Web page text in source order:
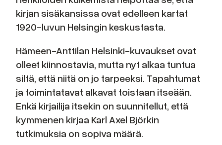
kirjan sisäkansissa ovat edelleen kartat
1920-luvun Helsingin keskustasta.
Hämeen-Anttilan Helsinki-kuvaukset ovat
olleet kiinnostavia, mutta nyt alkaa tuntua
siltä, että niitä on jo tarpeeksi. Tapahtumat
ja toimintatavat alkavat toistaan itseään.
Enkä kirjailija itsekin on suunnitellut, että
kymmenen kirjaa Karl Axel Björkin
tutkimuksia on sopiva määrä.